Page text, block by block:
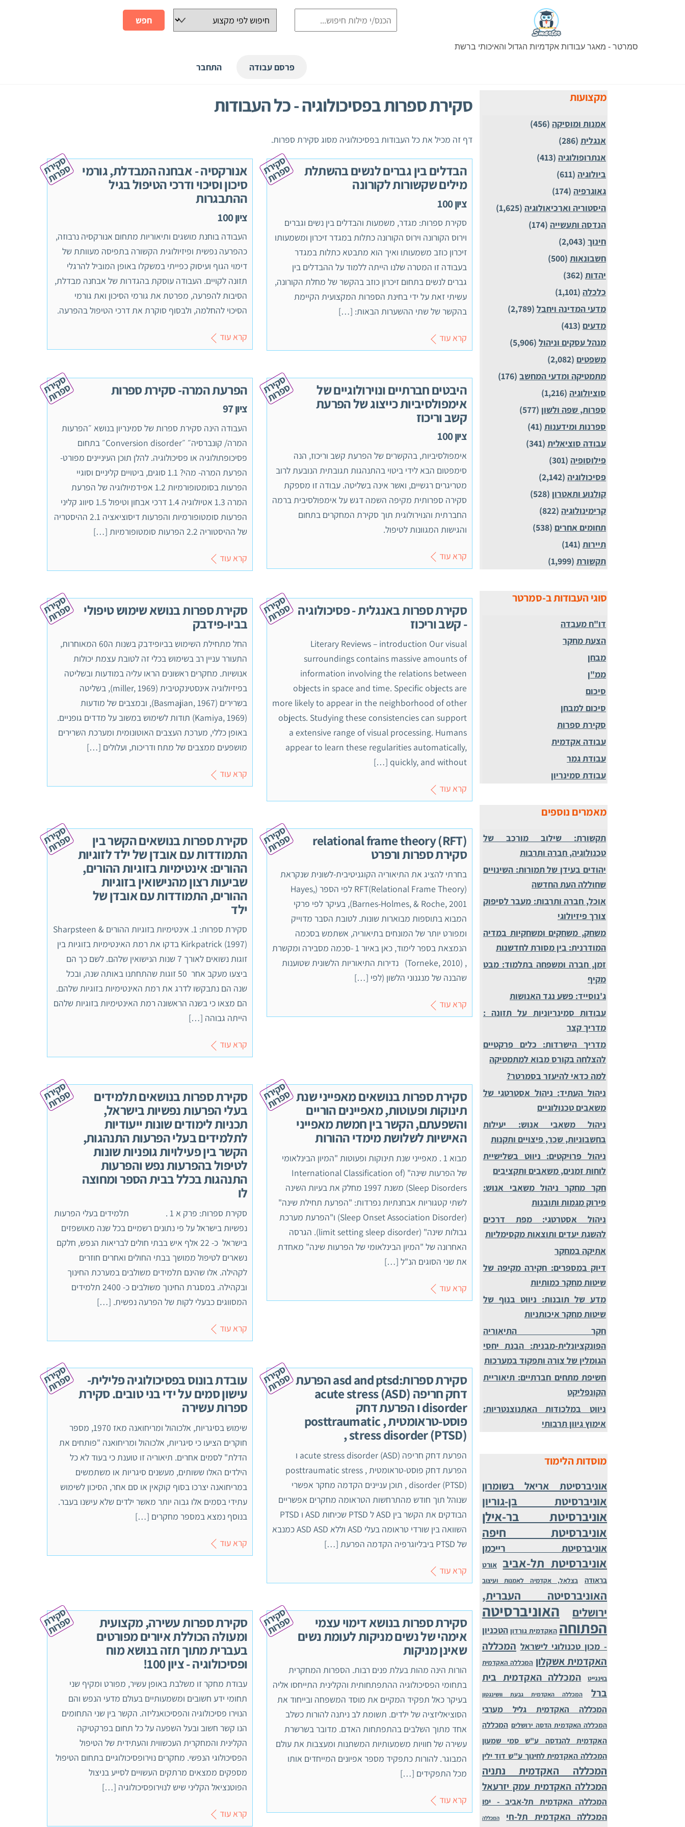
סמרטר - מאגר עבודות אקדמיות הגדול והאיכותי ברשת
פרסם עבודה התחבר
סקירת ספרות בפסיכולוגיה - כל העבודות
דף זה מכיל את כל העבודות בפסיכולוגיה מסוג סקירת ספרות.
הבדלים בין גברים לנשים בהשתלת
מילים שקשורות לקורונה
ציון 100
ס
ק
י
ר
ת
ס
פ
ר
ו
ת
סקירת ספרות: מגדר, משמעות והבדלים בין נשים וגברים
וירוס הקורונה וירוס הקורונה כתלות במגדר זיכרון ומשמעותו
זיכרון כוזב משמעותו ואיך הוא מתבטא כתלות במגדר
בעבודה זו המטרה שלנו הייתה ללמוד על ההבדלים בין
גברים לנשים בתחום זיכרון כוזב בהקשר של מחלת הקורונה,
עשיתי זאת על ידי בחינת הספרות המקצועית הקיימת
בהקשר של שתי ההשערות הבאות: […]
קרא עוד
אנורקסיה - אבחנה המבדלת, גורמי
סיכון וסיכוי ודרכי הטיפול בגיל
ההתבגרות
ציון 100
ס
ק
י
ר
ת
ס
פ
ר
ו
ת
העבודה בוחנת מושגים ותיאוריות מתחום אנורקסיה נרבוזה,
כהפרעה נפשית ופיזיולוגית הקשורה בתפיסה מעוותת של
דימוי הגוף ועיסוק כפייתי במשקלו באופן המוביל להרגלי
תזונה לקויים. העבודה עוסקת בהגדרות של אבחנה מבדלת,
הסיבות להפרעה, מפרטת את גורמי הסיכון ואת גורמי
הסיכוי להחלמה, ולבסוף סוקרת את דרכי הטיפול בהפרעה.
קרא עוד
היבטים חברתיים ונוירולוגיים של
אימפולסיביות כייצוג של הפרעת
קשב וריכוז
ציון 100
ס
ק
י
ר
ת
ס
פ
ר
ו
ת
אימפולסיביות, בהקשרים של הפרעת קשב וריכוז, הנה
סימפטום הבא לידי ביטוי בהתנהגות תגובתית הנובעת לרוב
מטריגרים רגשיים, ואשר אינה בשליטה. עבודה זו מספקת
סקירה ספרותית מקיפה השמה דגש על אימפולסיבית ברמה
החברתית והנוירולוגית תוך סקירת המחקרים בתחום
והגישות המגוונות לטיפול.
קרא עוד
הפרעת המרה- סקירת ספרות
ציון 97
ס
ק
י
ר
ת
ס
פ
ר
ו
ת
העבודה הינה סקירת ספרות של סמינריון בנושא ״הפרעות
המרה/ קונברסיה״ ״Conversion disorder״ בתחום
פסיכופתולוגיה או פסיכולוגיה. להלן תוכן העיניינים מפורט-
הפרעת המרה- מהי? 1.1 סוגים, ביטויים קליניים וסוגיי
הפרעות בסומטופורמיות 1.2 אפידמיולוגיה של הפרעת
המרה 1.3 אטיולוגיה 1.4 דרכי אבחון וטיפול 1.5 סיווג קליני
הפרעות סומטופורמיות והפרעות דיסוציאציה 2.1 ההיסטריה
של ההיסטוריה 2.2 הפרעות סומטופורמיות […]
קרא עוד
סקירת ספרות באנגלית - פסיכולוגיה
- קשב וריכוז
ס
ק
י
ר
ת
ס
פ
ר
ו
ת
Literary Reviews – introduction Our visual
surroundings contains massive amounts of
information involving the relations between
objects in space and time. Specific objects are
more likely to appear in the neighborhood of other
objects. Studying these consistencies can support
a extensive range of visual processing. Humans
appear to learn these regularities automatically,
quickly, and without […]
קרא עוד
סקירת ספרות בנושא שימוש טיפולי
בביו-פידבק
ס
ק
י
ר
ת
ס
פ
ר
ו
ת
החל מתחילת השימוש בביופידבק בשנות ה60 המאוחרות,
התעורר עניין רב בשימוש בכלי זה לטובת עצמת יכולות
אנושיות. מחקרים ראשונים הראו עליה במודעות ובשליטה
בפיזיולוגיה אינסטינקטיבית (miller, 1969), בשליטה
בשרירים (Basmajian, 1967), ובמצבים של מודעות
(Kamiya, 1969) תודות לשימוש במשוב על מדדים גופניים.
באופן כללי, מערכת העצבים האוטונומית ומערכת השרירים
מושפעים ממצבים של מתח ודריכות, ועלולים […]
קרא עוד
relational frame theory (RFT)
סקירת ספרות ורפרט
ס
ק
י
ר
ת
ס
פ
ר
ו
ת
בחרתי להציג את התיאוריה הקוגניטיבית-לשונית שנקראת
RFT(Relational Frame Theory) לפי הספר (Hayes,
Barnes-Holmes, & Roche, 2001), בעיקר לפי פרקי
המבוא בתוספות מבוארות שונות. לטובת הסבר מדוייק
ומפורט יותר של המונחים בתיאוריה, אשתמש בסכמה
הנמצאת בספר לימוד, כאן באיור 1 -סכמה מסבירה ומקשרת
, (Torneke, 2010) נדירות התיאוריות הלשונית שטוענות
שהבנה של מנגנוני הלשון (לפי […]
קרא עוד
סקירת ספרות בנושאים הקשר בין
התמודדות עם אובדן של ילד לזוגיות
ההורים: אינטימיות בזוגיות ההורים,
שביעות רצון מהנישואין בזוגיות
ההורים, התמודדות עם אובדן של
ילד
ס
ק
י
ר
ת
ס
פ
ר
ו
ת
סקירת ספרות: 1. אינטימיות בזוגיות ההורים Sharpsteen &
Kirkpatrick (1997) בדקו את רמת האינטימיות בזוגיות בין
זוגות נשואים לאורך 7 שנות הנישואין שלהם. לשם כך הם
ביצעו מעקב אחר 50 זוגות שהתחתנו באותה שנה, ובכל
שנה הם נתבקשו לדרג את רמת האינטימיות בזוגיות שלהם.
הם מצאו כי בשנה הראשונה רמת האינטימיות בזוגיות שלהם
הייתה גבוהה […]
קרא עוד
סקירת ספרות בנושאים מאפייני שנת
תינוקות ופעוטות, מאפיינים הוריים
והשפעתם, הקשר בין חמשת מאפייני
האישיות לשלושת מימדי ההורות
ס
ק
י
ר
ת
ס
פ
ר
ו
ת
מבוא 1 . מאפייני שנת תינוקות ופעוטות "המיון הבינלאומי
של הפרעות שינה" (International Classification of
Sleep Disorders) משנת 1997 מחלק את בעיות השינה
לשתי קטגוריות אבחנתיות נפרדות: "הפרעת תחילת שינה"
(Sleep Onset Association Disorder) ו"הפרעת מערכת
גבולות שינה" (limit setting sleep disorder). הגרסה
האחרונה של "המיון הבינלאומי של הפרעות שינה" מאחדת
את שני הסוגים הנ"ל […]
קרא עוד
סקירת ספרות בנושאים תלמידים
בעלי הפרעות נפשיות בישראל,
תכניות לימודים שונות ייעודיות
לתלמידים בעלי הפרעות התנהגות,
הקשר בין פעילויות גופניות שונות
לטיפול בהפרעות נפש והפרעות
התנהגות בכלל בבית הספר ומחוצה
לו
ס
ק
י
ר
ת
ס
פ
ר
ו
ת
סקירת ספרות: פרק א 1 . תלמידים בעלי הפרעות
נפשיות בישראל על פי נתונים רשמיים בכל שנה מאושפזים
בישראל כ- 22 אלף איש בבתי חולים לבריאות הנפש, חלקם
נשארים לטיפול ממושך בבתי החולים ואחרים חוזרים
לקהילה. אלו שהינם תלמידים משולבים במערכת החינוך
ובקהילה. במסגרת החינוך משולבים כ- 2400 תלמידים
המסווגים כבעלי לקות של הפרעה נפשית. […]
קרא עוד
סקירת ספרות:asd and ptsd הפרעת
דחק חריפה (ASD) acute stress
disorder ו הפרעת דחק
פוסט-טראומטית , posttraumatic
stress disorder (PTSD) ,
ס
ק
י
ר
ת
ס
פ
ר
ו
ת
הפרעת דחק חריפה (ASD) acute stress disorder ו
הפרעת דחק פוסט-טראומטית , posttraumatic stress
disorder (PTSD) , תוכן עניינים הקדמה מחקר אפשרי
שנוהל תוך חודש מהתרחשות הטראומה מחקרים אפשריים
הבודקים את הקשר בין ASD ל PTSD שכיחות ASD ו PTSD
השוואה בין שורדי טראומה בעלי ASD וללא ASD ASD כמנבא
של PTSD ביבליוגרפיה הקדמה הפרעת […]
קרא עוד
עובדת בונוס בפסיכולוגיה פלילית-
עישון סמים על ידי בני טובים. סקירת
ספרות עשירה
ס
ק
י
ר
ת
ס
פ
ר
ו
ת
שימוש בסיגריות, אלכוהול ומריחואנה מאז 1970, מספר
חוקרים הציעו כי סיגריות, אלכוהול ומריחואנה "פותחים את
הדלת" לסמים אחרים. תיאוריה זו טוענת כי בעוד לא כל
הילדים האלו ששותים, מעשנים סיגריות או משתמשים
במריחואנה יצרכו בסוף קוקאין או סם אחר, הסיכון לשימוש
עתידי בסמים אלו גבוה יותר מאשר ילדים שלא עישנו בעבר.
בנוסף נמצא במספר מחקרים […]
קרא עוד
סקירת ספרות בנושא דימוי עצמי
אימהי של נשים מניקות לעומת נשים
שאינן מניקות
ס
ק
י
ר
ת
ס
פ
ר
ו
ת
הורות הינה מהות בעלת פנים רבות. הספרות המחקרית
בתחומי הפסיכולוגיה ההתפתחותית והקלינית התייחסו אליה
בעיקר כאל תפקיד המקיים את מוסד המשפחה ובייחוד את
הסוציאליזציה של ילדים. תשומת לב ניתנה להורות כשלב
אחד מתוך השלבים בהתפתחות האדם. מדובר בשרשרת
עשירה של חוויות משמעותיות המשתנות ומעצבות את עולם
המבוגר. להורות כתפקיד מספר אפיונים המייחדים אותו
מכל התפקידים […]
קרא עוד
סקירת ספרות עשירה, מקצועית
ומעולה הכוללת איורים מפורטים
בעברית מתוך תזה בנושא מוח
ופסיכולוגיה - ציון 100!
ס
ק
י
ר
ת
ס
פ
ר
ו
ת
עבודת מחקר זו משלבת באופן עשיר, מפורט ומקיף שני
תחומי ידע חשובים ומשמעותיים בעולם מדעי הנפש והם
הנוירו פסיכולוגיה והפסיכואנליזה. הקשר בין שני התחומים
הנו קשר חשוב ובעל השפעה על כל תחום בפרקטיקה
הקלינית והמחקרית העכשווית והעתידית של הטיפול
הפסיכולוגי הנפשי. מחקרים נוירופסיכולוגיים בתחום הטיפול
מספקים ממצאים מרתקים העשויים לסייע בניצול
הפוטנציאל הקליני שיש לנוירופסיכולוגיה […]
קרא עוד
מקצועות
אמנות ומוסיקה (456)
אנגלית (286)
אנתרופולוגיה (413)
ביולוגיה (611)
גאוגרפיה (174)
היסטוריה וארכיאולוגיה (1,625)
הנדסה ותעשייה (174)
חינוך (2,043)
חשבונאות (500)
יהדות (362)
כלכלה (1,101)
מדעי המדינה ויחבל (2,789)
מדעים (413)
מנהל עסקים וניהול (5,906)
משפטים (2,082)
מתמטיקה ומדעי המחשב (176)
סוציולוגיה (1,216)
ספרות, שפה ולשון (577)
ספרנות ומידענות (41)
עבודה סוציאלית (341)
פילוסופיה (301)
פסיכולוגיה (2,142)
קולנוע ותאטרון (528)
קרימינולוגיה (822)
תחומים אחרים (538)
תיירות (141)
תקשורת (1,999)
סוגי העבודות ב-סמרטר
דו"ח מעבדה
הצעת מחקר
מבחן
ממ"ן
סיכום
סיכום למבחן
סקירת ספרות
עבודה אקדמית
עבודת גמר
עבודת סמינריון
מאמרים נוספים
תקשורת: שילוב מורכב של
טכנולוגיה, חברה ותרבות
יהודים בעידן של תמורות: השינויים
שחוללה העת החדשה
אוכל, חברה ותרבות: מעבר לסיפוק
צורך פיזיולוגי
משחק, משחקים ומשחקיות במדיה
המודרנית: בין מסורת לחדשנות
זמן, חברה ומשפחה בתלמוד: מבט
מקיף
ג'נוסייד: פשע נגד האנושות
עבודות סמינריוניות על תזונה :
מדריך קצר
מדריך הישרדות: כלים פרקטיים
להצלחה בקורס מבוא למתמטיקה
למה כדאי להיעזר בסמרטר?
ניהול העתיד: ניהול אסטרטגי של
משאבים טכנולוגיים
ניהול משאבי אנוש: יעילות
בחשבוניות, שכר, פיצויים ותקנות
ניהול פרויקטים: ניווט בשלישיית
לוחות זמנים, משאבים ותקציבים
חקר מחקר ניהול משאבי אנוש:
פירוק מגמות ותובנות
ניהול אסטרטגי: מפת דרכים
להשגת יעדים ותוצאות מקסימליות
אתיקה במחקר
דיוק במספרים: חקירה מקיפה של
שיטות מחקר כמותיות
מדע של תובנות: ניווט בנוף של
שיטות מחקר איכותניות
חקר התיאוריה
הפונקציונלית-מבנית: הבנת יחסי
הגומלין של צורה ותפקוד במערכות
חשיפת מתחים חברתיים: תיאוריית
הקונפליקט
ניווט במלכודות האתנוצנטריות:
אימוץ גיוון תרבותי
מוסדות הלימוד
אוניברסיטת אריאל בשומרון
אוניברסיטת בן-גוריון
אוניברסיטת בר-אילן
אוניברסיטת חיפה
אוניברסיטת רייכמן
אוניברסיטת תל-אביב
אורט
בראודה
בצלאל, אקדמיה לאמנות ועיצוב
האוניברסיטה העברית,
ירושלים
האוניברסיטה
הפתוחה האקדמית גורדון הטכניון
- מכון טכנולוגי לישראל המכללה
האקדמית אשקלון המכללה האקדמית
בוינגייט
המכללה האקדמית בית
ברל
המכללה האקדמית גבעת וושינגטון
המכללה האקדמית גליל מערבי
המכללה האקדמית הדסה ירושלים המכללה
האקדמית להנדסה ע"ש סמי שמעון
המכללה האקדמית לחינוך ע"ש דוד ילין
המכללה האקדמית נתניה
המכללה האקדמית עמק יזרעאל
המכללה האקדמית תל-אביב - יפו
המכללה האקדמית תל-חי המכללה